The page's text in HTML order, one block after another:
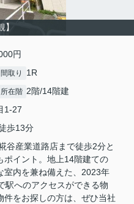
】
円
間取り 1R
所在階 2階/14階建
1-27
歩13分
谷産業道路店まで徒歩2分と
ポイント。地上14階建ての
室内を兼ね備えた、2023年
駅へのアクセスができる物
件をお探しの方は、ぜひ当社